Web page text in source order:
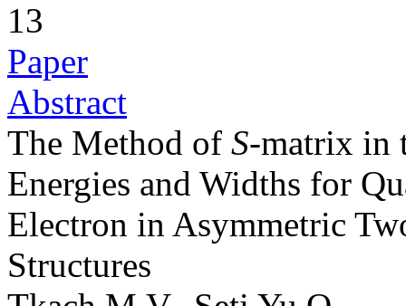
13
Paper
Abstract
The Method of S-matrix in
Energies and Widths for
Electron in Asymmetric
Structures